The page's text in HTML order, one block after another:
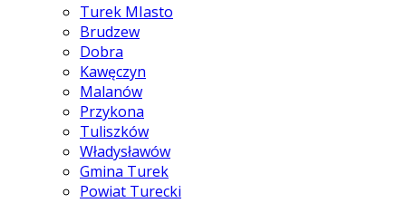
Turek MIasto
Brudzew
Dobra
Kawęczyn
Malanów
Przykona
Tuliszków
Władysławów
Gmina Turek
Powiat Turecki